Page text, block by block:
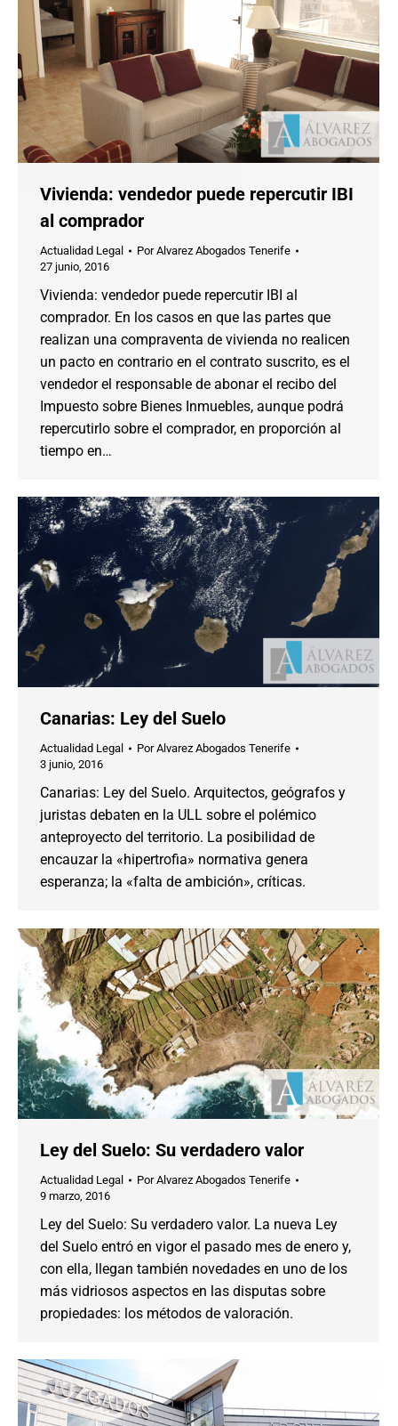
Vivienda: vendedor puede repercutir IBI
al comprador
Actualidad Legal PorAlvarez Abogados Tenerife
27 junio, 2016
Vivienda: vendedor puede repercutir IBI al
comprador. En los casos en que las partes que
realizan una compraventa de vivienda no realicen
un pacto en contrario en el contrato suscrito, es el
vendedor el responsable de abonar el recibo del
Impuesto sobre Bienes Inmuebles, aunque podrá
repercutirlo sobre el comprador, en proporción al
tiempo en…
Canarias: Ley del Suelo
Actualidad Legal PorAlvarez Abogados Tenerife
3 junio, 2016
Canarias: Ley del Suelo. Arquitectos, geógrafos y
juristas debaten en la ULL sobre el polémico
anteproyecto del territorio. La posibilidad de
encauzar la «hipertrofia» normativa genera
esperanza; la «falta de ambición», críticas.
Ley del Suelo: Su verdadero valor
Actualidad Legal PorAlvarez Abogados Tenerife
9 marzo, 2016
Ley del Suelo: Su verdadero valor. La nueva Ley
del Suelo entró en vigor el pasado mes de enero y,
con ella, llegan también novedades en uno de los
más vidriosos aspectos en las disputas sobre
propiedades: los métodos de valoración.